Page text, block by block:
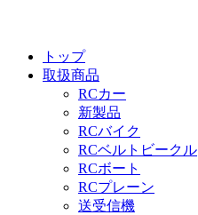
トップ
取扱商品
RCカー
新製品
RCバイク
RCベルトビークル
RCボート
RCプレーン
送受信機